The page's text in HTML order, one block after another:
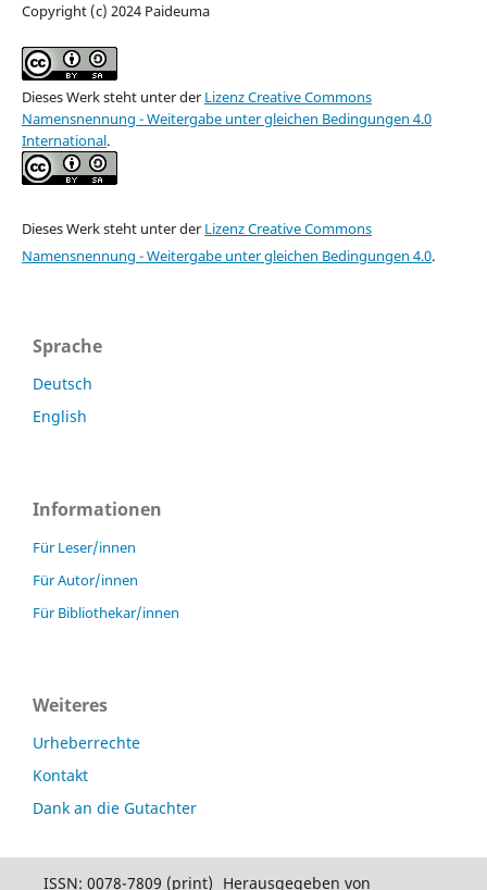
Copyright (c) 2024 Paideuma
Dieses Werk steht unter der Lizenz Creative Commons
Namensnennung - Weitergabe unter gleichen Bedingungen 4.0
International.
Dieses Werk steht unter der Lizenz Creative Commons
Namensnennung - Weitergabe unter gleichen Bedingungen 4.0.
Sprache
Deutsch
English
Informationen
Für Leser/innen
Für Autor/innen
Für Bibliothekar/innen
Weiteres
Urheberrechte
Kontakt
Dank an die Gutachter
ISSN: 0078-7809 (print) Herausgegeben von